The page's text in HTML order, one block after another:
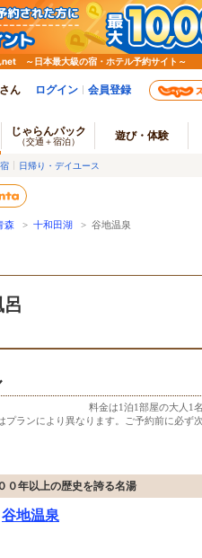
net ～日本最大級の宿・ホテル予約サイト～
ん ログイン 会員登録
じゃらんパック
（交通＋宿泊） 遊び・体験
日帰り・デイユース
森 > 十和田湖 > 谷地温泉
料金は1泊1部屋の大人1
プランにより異なります。ご予約前に必ず
０年以上の歴史を誇る名湯
谷地温泉